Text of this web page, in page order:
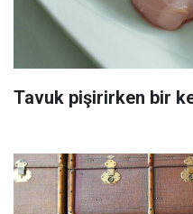
Tavuk pişirirken bir